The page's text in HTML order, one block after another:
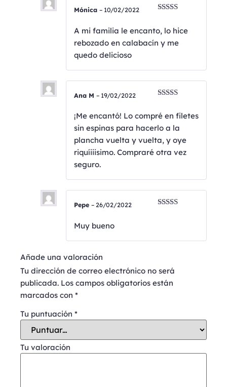
de 5
Mónica – 10/02/2022
A mi familia le encanto, lo hice
rebozado en calabacín y me
quedo delicioso
con
de
5
Ana M – 19/02/2022
¡Me encantó! Lo compré en filetes
sin espinas para hacerlo a la
plancha vuelta y vuelta, y oye
riquíiiisimo. Compraré otra vez
seguro.
Pepe – 26/02/2022
Muy bueno
Añade una valoración
Tu dirección de correo electrónico no será
publicada. Los campos obligatorios están
marcados con *
Tu puntuación *
Tu valoración